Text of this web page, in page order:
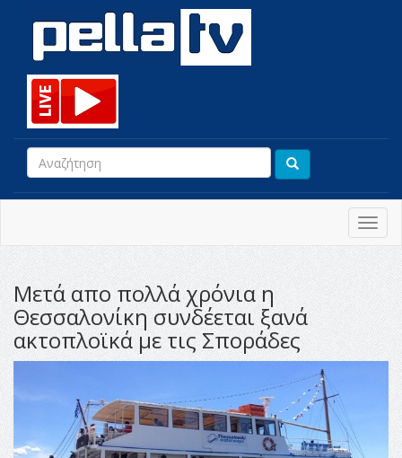
Mετά απο πολλά χρόνια η
Θεσσαλονίκη συνδέεται ξανά
ακτοπλοϊκά με τις Σποράδες